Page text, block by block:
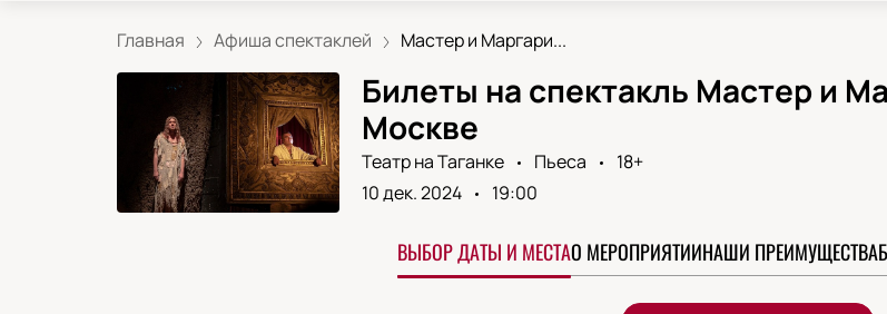
Главная Афиша спектаклей Мастер и Маргари...
Билеты на спектакль Мастер и
Москве
Театр на Таганке Пьеса
18+
10 дек. 2024
19:00
ВЫБОР ДАТЫ И МЕСТАО МЕРОПРИЯТИИНАШИ ПРЕИМУЩЕСТВА